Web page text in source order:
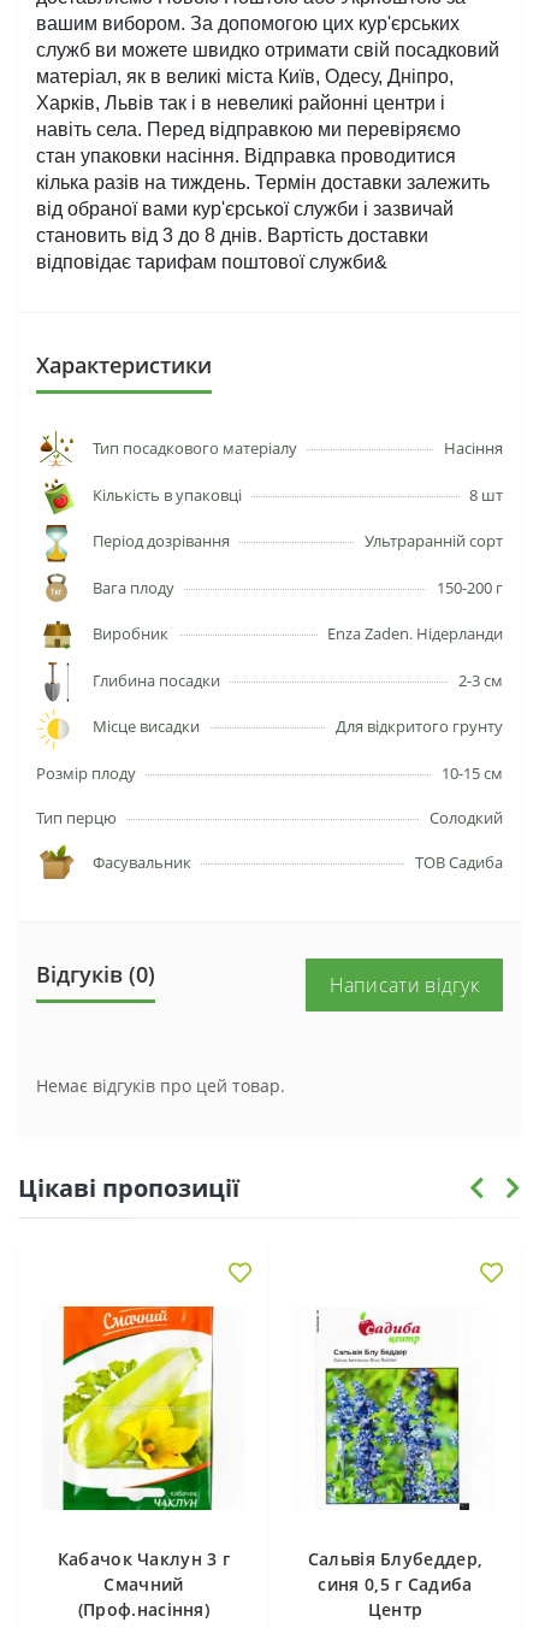
вашим вибором. За допомогою цих кур'єрських
служб ви можете швидко отримати свій посадковий
матеріал, як в великі міста Київ, Одесу, Дніпро,
Харків, Львів так і в невеликі районні центри і
навіть села. Перед відправкою ми перевіряємо
стан упаковки насіння. Відправка проводитися
кілька разів на тиждень. Термін доставки залежить
від обраної вами кур'єрської служби і зазвичай
становить від 3 до 8 днів. Вартість доставки
відповідає тарифам поштової служби&
Характеристики
Тип посадкового матеріалу Насіння
Кількість в упаковці 8 шт
Період дозрівання Ультраранній сорт
Вага плоду 150-200 г
Виробник Enza Zaden. Нідерланди
Глибина посадки 2-3 см
Місце висадки Для відкритого грунту
Розмір плоду 10-15 см
Тип перцю Солодкий
Фасувальник ТОВ Садиба
Відгуків (0) Написати відгук
Немає відгуків про цей товар.
Цікаві пропозиції
Кабачок Чаклун 3 г
Смачний
(Проф.насіння)
Сальвія Блубеддер,
синя 0,5 г Садиба
Центр